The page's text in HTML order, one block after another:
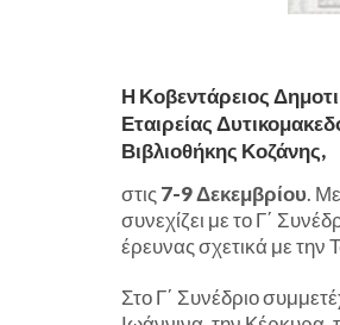
Η Κοβεντάρειος
Εταιρείας
Βιβλιοθήκης Κοζάνης,
στις 7-9 Δεκεμβρίου.
συνεχίζει με το Γ΄
έρευνας σχετικά με την
Στο Γ΄ Συνέδριο